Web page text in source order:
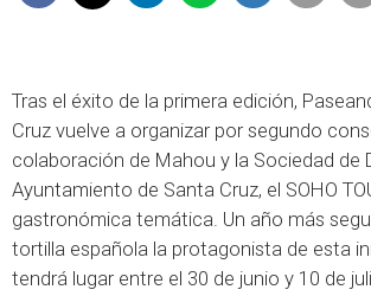
Tras el éxito de la primera edición,
Cruz vuelve a organizar por segundo
colaboración de Mahou y la Sociedad de
Ayuntamiento de Santa Cruz, el SOHO
gastronómica temática. Un año más
tortilla española la protagonista de esta
tendrá lugar entre el 30 de junio y 10 de